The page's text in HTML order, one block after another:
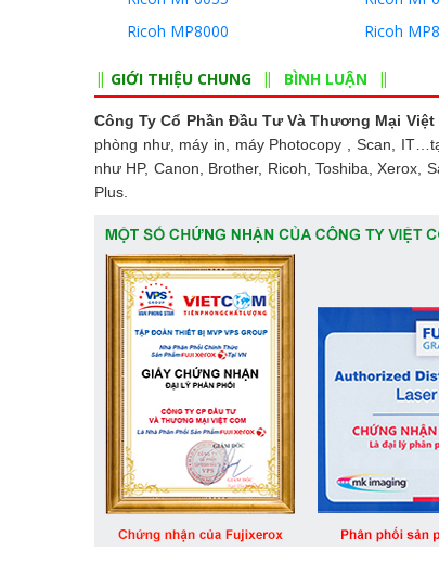
Ricoh MP8000
Ricoh
GIỚI THIỆU CHUNG BÌNH LUẬN
Công Ty Cổ Phần Đầu Tư Và Thương Mại Việt
phòng như, máy in, máy Photocopy , Scan,
như HP, Canon, Brother, Ricoh, Toshiba,
Plus.